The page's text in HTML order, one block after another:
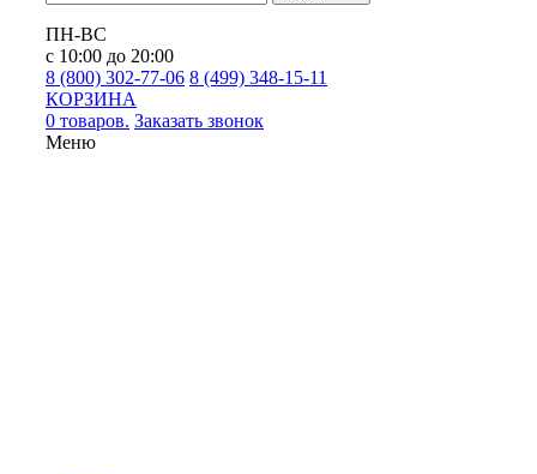
ПН-ВС
с 10:00 до 20:00
8 (800) 302-77-06 8 (499) 348-15-11
КОРЗИНА
0 товаров. Заказать звонок
Меню